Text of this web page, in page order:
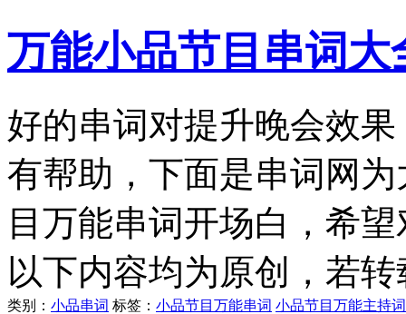
万能小品节目串词大
好的串词对提升晚会效
有帮助，下面是串词网
目万能串词开场白，希
以下内容均为原创，若
类别： 小品串词 标签： 小品节目万能串词 小品节目万能主持词